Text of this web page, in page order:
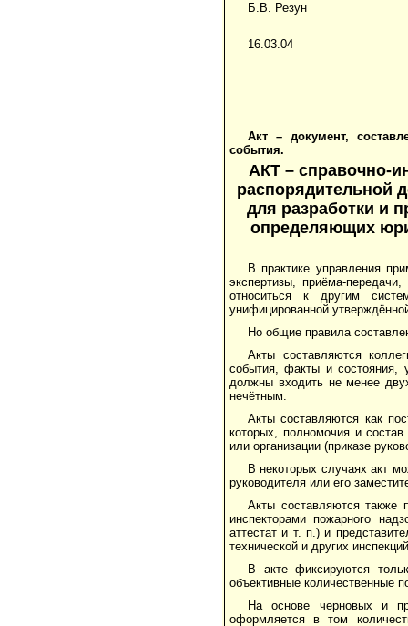
Б.В. Резун
16.03.04
Акт – документ,
события.
АКТ – справочно-
распорядительной
для разработки и
определяющих
В практике управления
экспертизы, приёма-
относиться к другим
унифицированной
Но общие правила
Акты составляются
события, факты и состояния,
должны входить не менее
нечётным.
Акты составляются как
которых, полномочия и
или организации (приказе
В некоторых случаях акт
руководителя или его
Акты составляются также
инспекторами пожарного
аттестат и т. п.) и
технической и других
В акте фиксируются
объективные количественные
На основе черновых и
оформляется в том